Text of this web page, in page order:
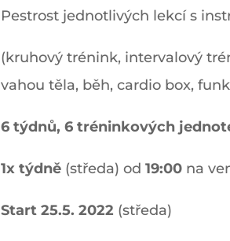
Pestrost jednotlivých lekcí s
(kruhový trénink, intervalový
vahou těla, běh, cardio box,
6 týdnů, 6 tréninkových
1x týdně (středa) od19:00 na
Start 25.5. 2022 (středa)